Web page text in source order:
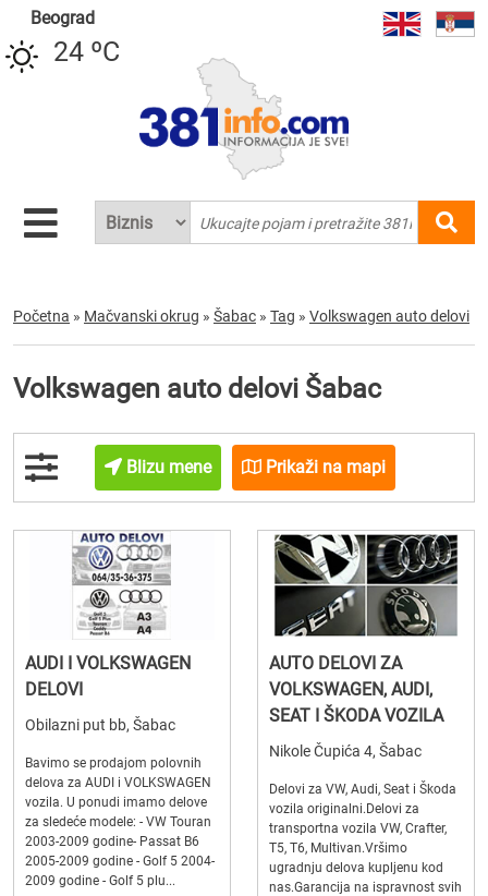
Beograd
24 ºC
Početna » Mačvanski okrug » Šabac » Tag » Volkswagen auto delovi
Volkswagen auto delovi Šabac
Blizu mene Prikaži na mapi
AUDI I VOLKSWAGEN
DELOVI
Obilazni put bb, Šabac
Bavimo se prodajom polovnih
delova za AUDI i VOLKSWAGEN
vozila. U ponudi imamo delove
za sledeće modele: - VW Touran
2003-2009 godine- Passat B6
2005-2009 godine - Golf 5 2004-
2009 godine - Golf 5 plu...
AUTO DELOVI ZA
VOLKSWAGEN, AUDI,
SEAT I ŠKODA VOZILA
Nikole Čupića 4, Šabac
Delovi za VW, Audi, Seat i Škoda
vozila originalni.Delovi za
transportna vozila VW, Crafter,
T5, T6, Multivan.Vršimo
ugradnju delova kupljenu kod
nas.Garancija na ispravnost svih